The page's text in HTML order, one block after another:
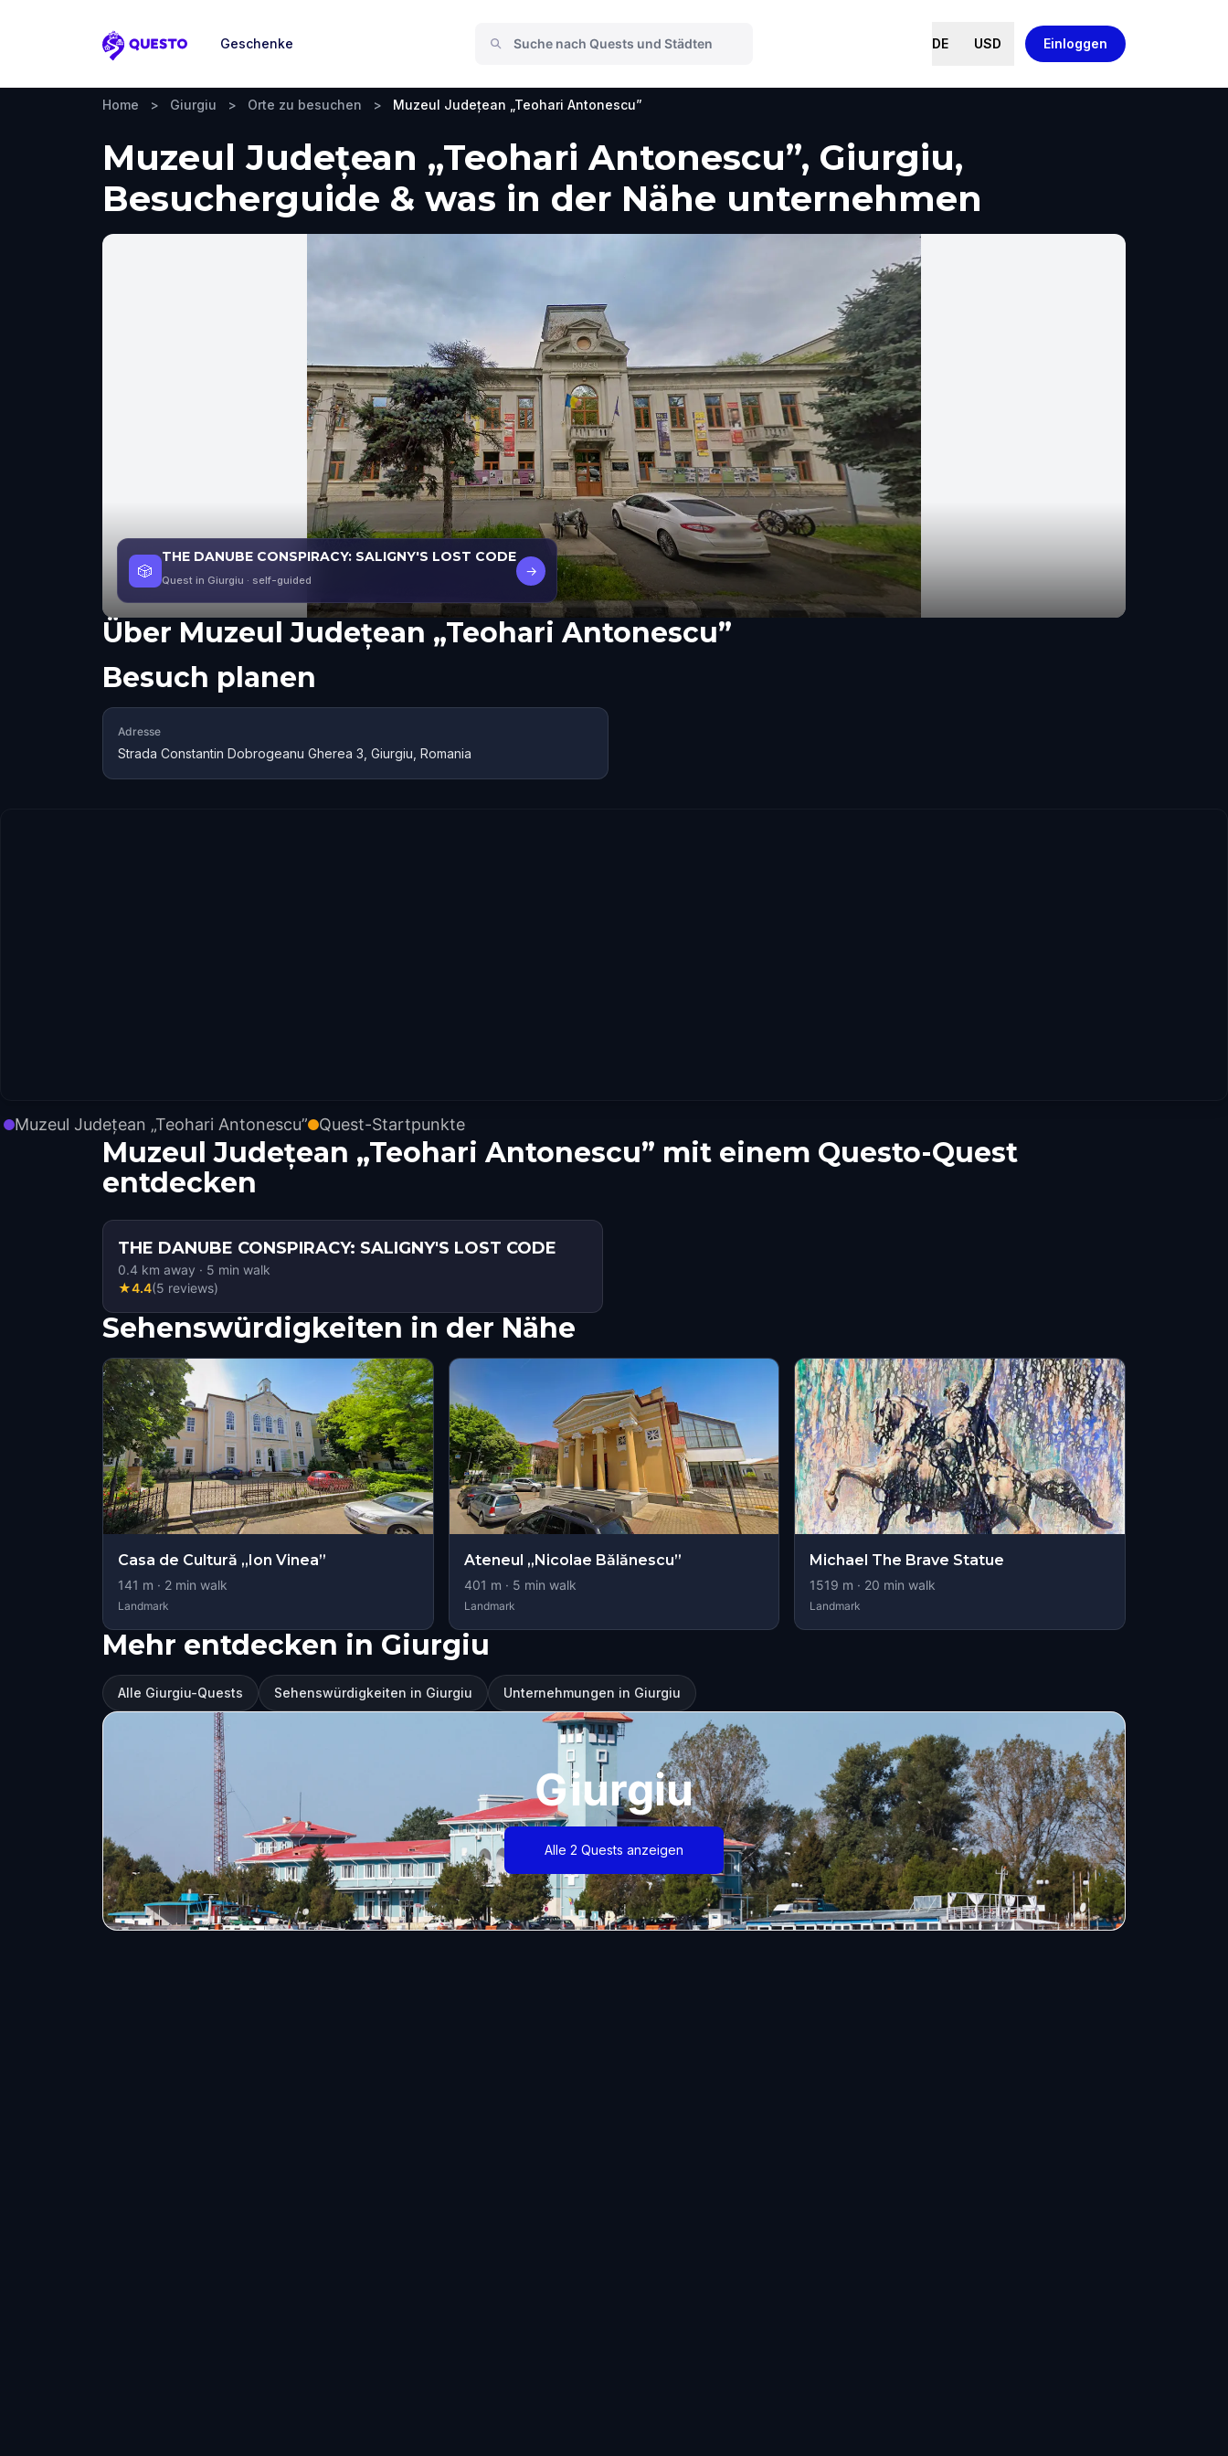
Questo
Geschenke DE USD Einloggen
Home > Giurgiu > Orte zu besuchen > Muzeul Județean „Teohari Antonescu”
Muzeul Județean „Teohari Antonescu”, Giurgiu,
Besucherguide & was in der Nähe unternehmen
🎲
THE DANUBE CONSPIRACY: SALIGNY'S LOST CODE
Quest in Giurgiu · self-guided
→
Über Muzeul Județean „Teohari Antonescu”
Besuch planen
Adresse
Strada Constantin Dobrogeanu Gherea 3, Giurgiu, Romania
Muzeul Județean „Teohari Antonescu” Quest-Startpunkte
Muzeul Județean „Teohari Antonescu” mit einem Questo-Quest
entdecken
THE DANUBE CONSPIRACY: SALIGNY'S LOST CODE
0.4 km away · 5 min walk
★4.4(5 reviews)
Sehenswürdigkeiten in der Nähe
Casa de Cultură „Ion Vinea”
141 m · 2 min walk
Landmark
Ateneul „Nicolae Bălănescu”
401 m · 5 min walk
Landmark
Michael The Brave Statue
1519 m · 20 min walk
Landmark
Mehr entdecken in Giurgiu
Alle Giurgiu-Quests Sehenswürdigkeiten in Giurgiu Unternehmungen in Giurgiu
Giurgiu
Alle 2 Quests anzeigen